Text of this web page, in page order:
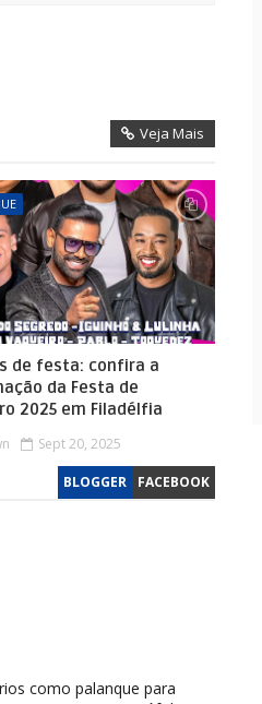
Veja Mais
de festa: confira a
da Festa de
2025 em Filadélfia
Sept 20, 2025
BLOGGER FACEBOOK
como palanque para